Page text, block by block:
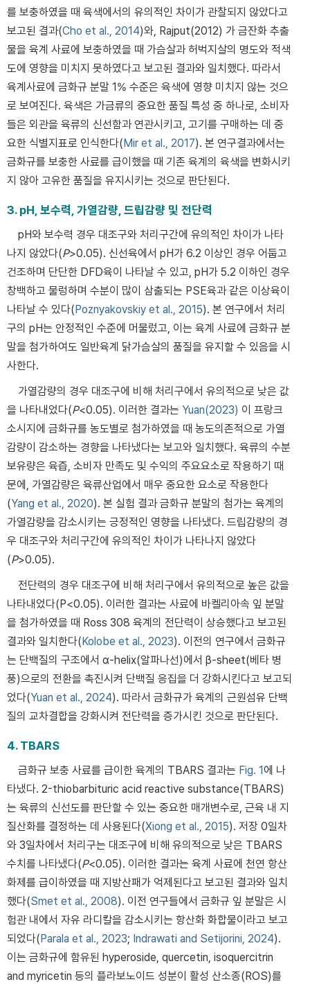
를 보충하였을 때 육색에서의 유의적인 차이가 관찰되지 않았다고
보고된 결과(Cho et al., 2014)와, Rajput(2012) 가 금잔화 추출
물을 육계 사료에 보충하였을 때 가슴살과 허벅지살의 명도와 적색
도에 영향을 미치지 못하였다고 보고된 결과와 일치했다. 따라서
육계사료에 금화규 분말 1% 수준은 육색에 영향 미치지 않는 것으
로 보여진다. 육색은 가금류의 중요한 품질 특성 중 하나로, 소비자
들은 외관을 육류의 신선함과 연관시키고, 고기를 구매하는 데 중
요한 식별지표로 인식한다(Mir et al., 2017). 본 연구결과에서는
금화규를 보충한 사료를 급이했을 때 기존 육계의 육색을 변화시키
지 않아 고유한 품질을 유지시키는 것으로 판단된다.
3. pH, 보수력, 가열감량, 드립감량 및 전단력
pH와 보수력 경우 대조구와 처리구간에 유의적인 차이가 나타
나지 않았다(P>0.05). 신선육에서 pH가 6.2 이상인 경우 어둡고
건조하며 단단한 DFD육이 나타날 수 있고, pH가 5.2 이하인 경우
창백하고 물렁하며 수분이 많이 삼출되는 PSE육과 같은 이상육이
나타날 수 있다(Poznyakovskiy et al., 2015). 본 연구에서 처리
구의 pH는 안정적인 수준에 머물렀고, 이는 육계 사료에 금화규 분
말을 첨가하여도 일반육계 닭가슴살의 품질을 유지할 수 있음을 시
사한다.
가열감량의 경우 대조구에 비해 처리구에서 유의적으로 낮은 값
을 나타내었다(P<0.05). 이러한 결과는 Yuan(2023) 이 프랑크
소시지에 금화규를 농도별로 첨가하였을 때 농도의존적으로 가열
감량이 감소하는 경향을 나타냈다는 보고와 일치했다. 육류의 수분
보유량은 육즙, 소비자 만족도 및 수익의 주요요소로 작용하기 때
문에, 가열감량은 육류산업에서 매우 중요한 요소로 작용한다
(Yang et al., 2020). 본 실험 결과 금화규 분말의 첨가는 육계의
가열감량을 감소시키는 긍정적인 영향을 나타냈다. 드립감량의 경
우 대조구와 처리구간에 유의적인 차이가 나타나지 않았다
(P>0.05).
전단력의 경우 대조구에 비해 처리구에서 유의적으로 높은 값을
나타내었다(P<0.05). 이러한 결과는 사료에 바켈리아속 잎 분말
을 첨가하였을 때 Ross 308 육계의 전단력이 상승했다고 보고된
결과와 일치한다(Kolobe et al., 2023). 이전의 연구에서 금화규
는 단백질의 구조에서 α-helix(알파나선)에서 β-sheet(베타 병
풍)으로의 전환을 촉진시켜 단백질 응집을 더 강화시킨다고 보고되
었다(Yuan et al., 2024). 따라서 금화규가 육계의 근원섬유 단백
질의 교차결합을 강화시켜 전단력을 증가시킨 것으로 판단된다.
4. TBARS
금화규 보충 사료를 급이한 육계의 TBARS 결과는 Fig. 1에 나
타냈다. 2-thiobarbituric acid reactive substance(TBARS)
는 육류의 신선도를 판단할 수 있는 중요한 매개변수로, 근육 내 지
질산화를 결정하는 데 사용된다(Xiong et al., 2015). 저장 0일차
와 3일차에서 처리구는 대조구에 비해 유의적으로 낮은 TBARS
수치를 나타냈다(P<0.05). 이러한 결과는 육계 사료에 천연 항산
화제를 급이하였을 때 지방산패가 억제된다고 보고된 결과와 일치
했다(Smet et al., 2008). 이전 연구들에서 금화규 잎 분말은 시
험관 내에서 자유 라디칼을 감소시키는 항산화 화합물이라고 보고
되었다(Parala et al., 2023; Indrawati and Setijorini, 2024).
이는 금화규에 함유된 hyperoside, quercetin, isoquercitrin
and myricetin 등의 플라보노이드 성분이 활성 산소종(ROS)를